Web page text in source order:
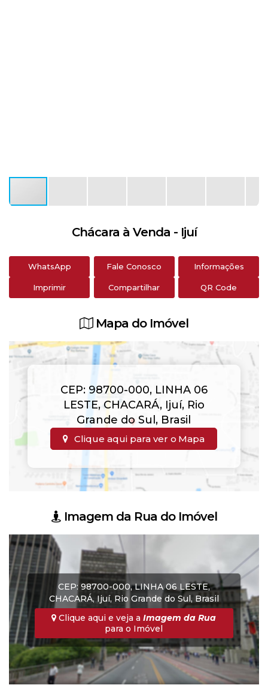
Chácara à Venda - Ijuí
WhatsApp Fale Conosco Informações
Imprimir Compartilhar QR Code
Mapa do Imóvel
CEP: 98700-000, LINHA 06
LESTE, CHACARÁ, Ijuí, Rio
Grande do Sul , Brasil
Clique aqui para ver o Mapa
Imagem da Rua do Imóvel
CEP: 98700-000,LINHA 06 LESTE,
CHACARÁ,Ijuí, Rio Grande do Sul, Brasil
Clique aqui e veja aImagem da Rua
para o Imóvel